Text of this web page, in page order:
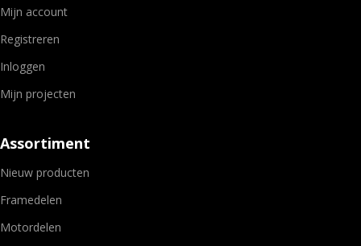
Mijn account
Registreren
Inloggen
Mijn projecten
Assortiment
Nieuw producten
Framedelen
Motordelen